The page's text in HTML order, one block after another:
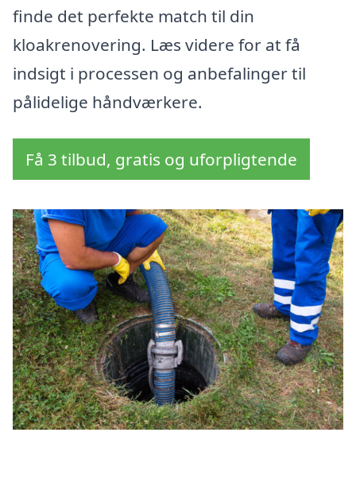
finde det perfekte match til din
kloakrenovering. Læs videre for at få
indsigt i processen og anbefalinger til
pålidelige håndværkere.
Få 3 tilbud, gratis og uforpligtende